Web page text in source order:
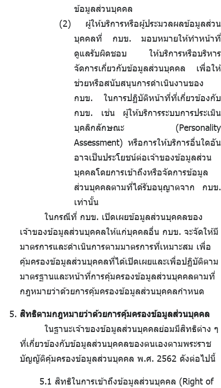
ข้อมูลส่วนบุคคล
ผู้ให้บริการหรือผู้ประมวลผลข้อมูลส่วน
บุคคลที่ กบข. มอบหมายให้ทำหน้าที่
ดูแลรับผิดชอบ ให้บริการหรือบริหาร
จัดการเกี่ยวกับข้อมูลส่วนบุคคล เพื่อให้
ช่วยหรือสนับสนุนการดำเนินงานของ
กบข. ในการปฏิบัติหน้าที่ที่เกี่ยวข้องกับ
กบข. เช่น ผู้ให้บริการระบบการประเมิน
บุคลิกลักษณะ (Personality
Assessment) หรือการให้บริการอื่นใดอัน
อาจเป็นประโยชน์ต่อเจ้าของข้อมูลส่วน
บุคคลโดยการเข้าถึงหรือจัดการข้อมูล
ส่วนบุคคลตามที่ได้รับอนุญาตจาก กบข.
เท่านั้น
ในกรณีที่ กบข. เปิดเผยข้อมูลส่วนบุคคลของ
เจ้าของข้อมูลส่วนบุคคลให้แก่บุคคลอื่น กบข. จะจัดให้มี
มาตรการและดำเนินการตามมาตรการที่เหมาะสม เพื่อ
คุ้มครองข้อมูลส่วนบุคคลที่ได้เปิดเผยและเพื่อปฏิบัติตาม
มาตรฐานและหน้าที่การคุ้มครองข้อมูลส่วนบุคคลตามที่
กฎหมายว่าด้วยการคุ้มครองข้อมูลส่วนบุคคลกำหนด
สิทธิตามกฎหมายว่าด้วยการคุ้มครองข้อมูลส่วนบุคคล
ในฐานะเจ้าของข้อมูลส่วนบุคคลย่อมมีสิทธิต่าง ๆ
ที่เกี่ยวข้องกับข้อมูลส่วนบุคคลของตนเองตามพระราช
บัญญัติคุ้มครองข้อมูลส่วนบุคคล พ.ศ. 2562 ดังต่อไปนี้
5.1 สิทธิในการเข้าถึงข้อมูลส่วนบุคคล (Right of